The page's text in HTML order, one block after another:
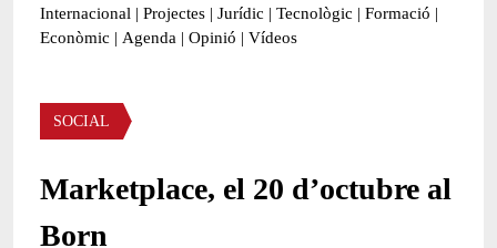
Internacional | Projectes | Jurídic | Tecnològic | Formació |
Econòmic | Agenda | Opinió | Vídeos
Àmbit de la notícia
SOCIAL
Marketplace, el 20 d’octubre al
Born